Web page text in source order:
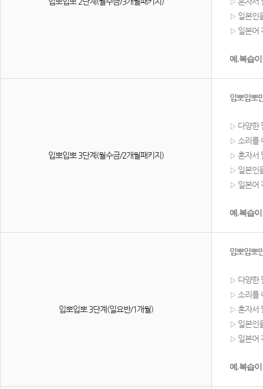
▷ 일본인
▷ 일본어
예.복습
입뽀입뽀 3단계(월수금/2개월패키지)
입뽀입뽀
▷ 다양한
▷ 소리를
▷ 혼자서
▷ 일본인
▷ 일본어
예.복습
입뽀입뽀 3단계(일요반/1개월)
입뽀입뽀
▷ 다양한
▷ 소리를
▷ 혼자서
▷ 일본인
▷ 일본어
예.복습